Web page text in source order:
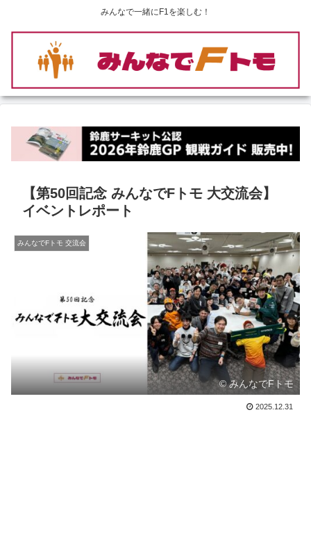
みんなで一緒にF1を楽しむ！
【第50回記念 みんなでFトモ 大交流会】
イベントレポート
みんなでFトモ 交流会
© みんなでFトモ
2025.12.31